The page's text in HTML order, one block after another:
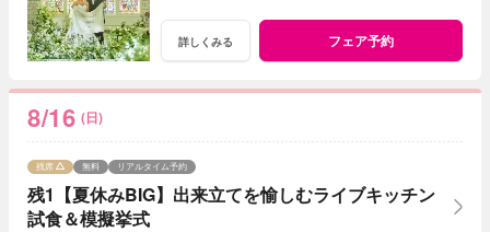
詳しくみる フェア予約
8/16 (日)
残1【夏休みBIG】出来立てを愉しむライブキッチン
試食＆模擬挙式
残席 無料 リアルタイム予約